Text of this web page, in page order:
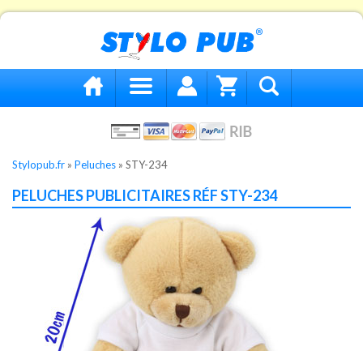
Stylopub.fr » Peluches » STY-234
PELUCHES PUBLICITAIRES RÉF STY-234